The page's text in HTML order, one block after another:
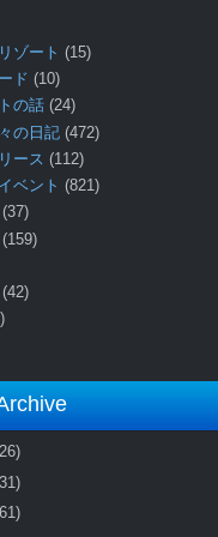
ゾート (15)
ド (10)
の話 (24)
の日記 (472)
ース (112)
ベント (821)
(37)
(159)
(42)